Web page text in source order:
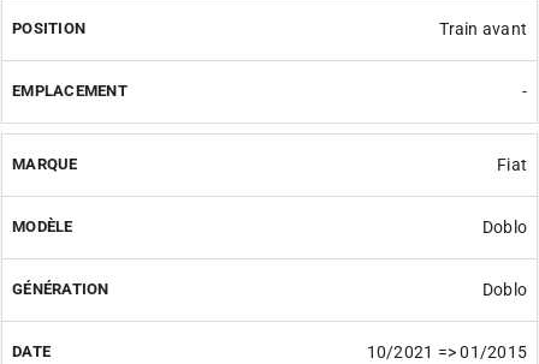
Train avant
-
Fiat
Doblo
Doblo
10/2021 => 01/2015